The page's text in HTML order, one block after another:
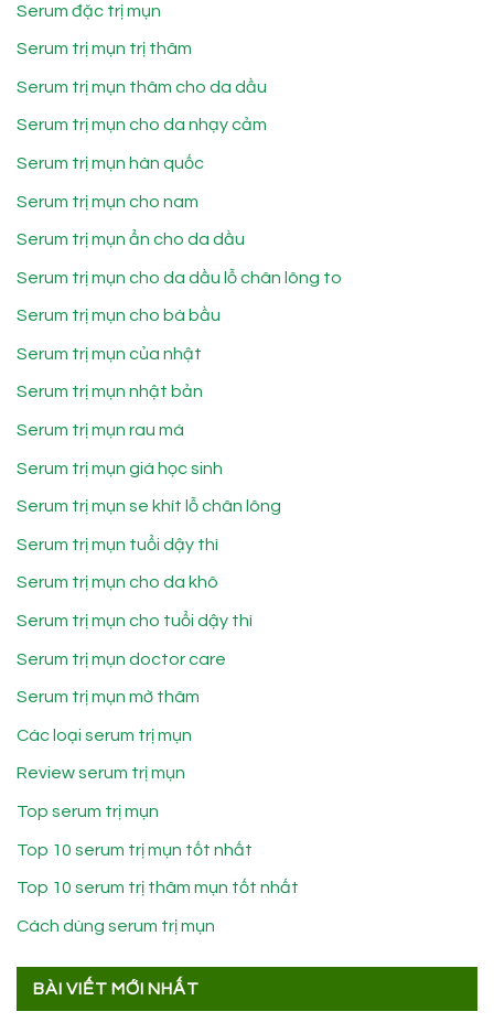
Serum đặc trị mụn
Serum trị mụn trị thâm
Serum trị mụn thâm cho da dầu
Serum trị mụn cho da nhạy cảm
Serum trị mụn hàn quốc
Serum trị mụn cho nam
Serum trị mụn ẩn cho da dầu
Serum trị mụn cho da dầu lỗ chân lông to
Serum trị mụn cho bà bầu
Serum trị mụn của nhật
Serum trị mụn nhật bản
Serum trị mụn rau má
Serum trị mụn giá học sinh
Serum trị mụn se khít lỗ chân lông
Serum trị mụn tuổi dậy thì
Serum trị mụn cho da khô
Serum trị mụn cho tuổi dậy thì
Serum trị mụn doctor care
Serum trị mụn mờ thâm
Các loại serum trị mụn
Review serum trị mụn
Top serum trị mụn
Top 10 serum trị mụn tốt nhất
Top 10 serum trị thâm mụn tốt nhất
Cách dùng serum trị mụn
BÀI VIẾT MỚI NHẤT